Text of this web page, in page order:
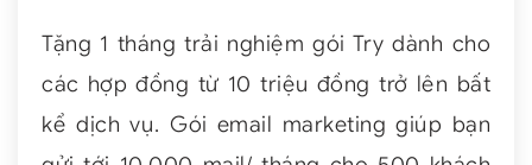
Tặng 1 tháng trải nghiệm gói Try dành cho
các hợp đồng từ 10 triệu đồng trở lên bất
kể dịch vụ. Gói email marketing giúp bạn